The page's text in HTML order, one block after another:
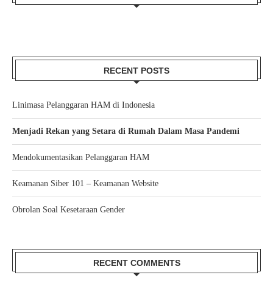
RECENT POSTS
Linimasa Pelanggaran HAM di Indonesia
Menjadi Rekan yang Setara di Rumah Dalam Masa Pandemi
Mendokumentasikan Pelanggaran HAM
Keamanan Siber 101 – Keamanan Website
Obrolan Soal Kesetaraan Gender
RECENT COMMENTS